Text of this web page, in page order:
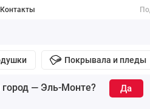
Контакты
Покрывала и пледы
— Эль-Монте?